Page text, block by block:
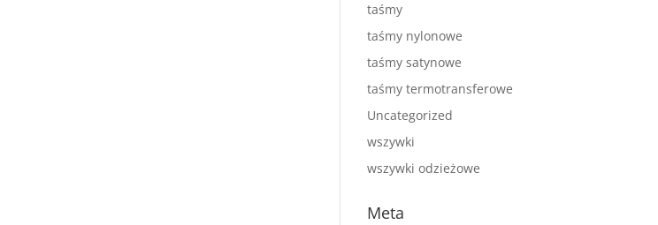
taśmy
taśmy nylonowe
taśmy satynowe
taśmy termotransferowe
Uncategorized
wszywki
wszywki odzieżowe
Meta